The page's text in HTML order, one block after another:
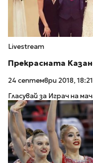
Livestream
Прекрасната
24 септември 2018, 18:21
Гласувай за Играч на